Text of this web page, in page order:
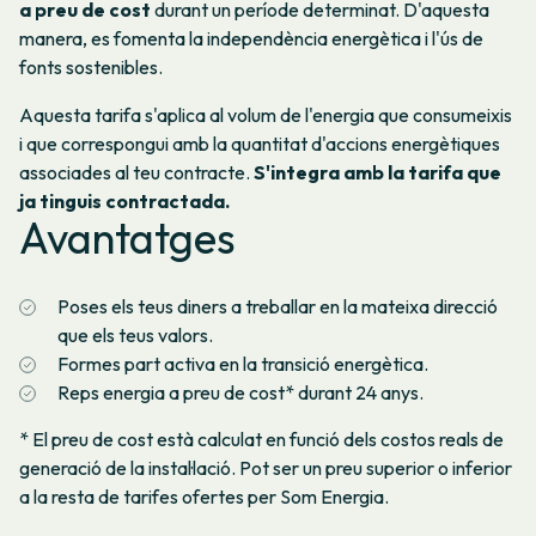
a preu de cost durant un període determinat. D'aquesta
manera, es fomenta la independència energètica i l'ús de
fonts sostenibles.
Aquesta tarifa s'aplica al volum de l'energia que consumeixis
i que correspongui amb la quantitat d'accions energètiques
associades al teu contracte. S'integra amb la tarifa que
ja tinguis contractada.
Avantatges
Poses els teus diners a treballar en la mateixa direcció
que els teus valors.
Formes part activa en la transició energètica.
Reps energia a preu de cost* durant 24 anys.
* El preu de cost està calculat en funció dels costos reals de
generació de la instal·lació. Pot ser un preu superior o inferior
a la resta de tarifes ofertes per Som Energia.